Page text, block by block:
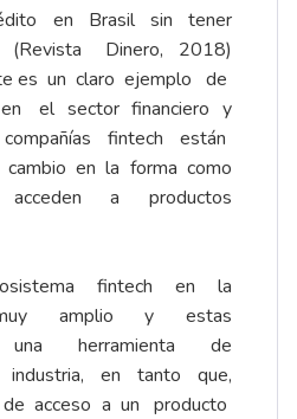
en Brasil sin tener
(Revista Dinero, 2018)
es un claro ejemplo de
el sector financiero y
fintech están
cambio en la forma como
acceden a productos
fintech en la
amplio y estas
herramienta de
en tanto que,
acceso a un producto